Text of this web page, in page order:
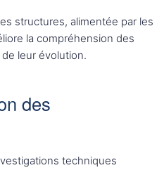
structures, alimentée par les
la compréhension des
leur évolution.
des
techniques